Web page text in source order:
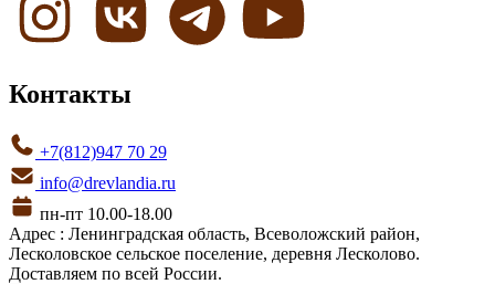
Контакты
+7(812)947 70 29
info@drevlandia.ru
пн-пт 10.00-18.00
Адрес : Ленинградская область, Всеволожский район,
Лесколовское сельское поселение, деревня Лесколово.
Доставляем по всей России.